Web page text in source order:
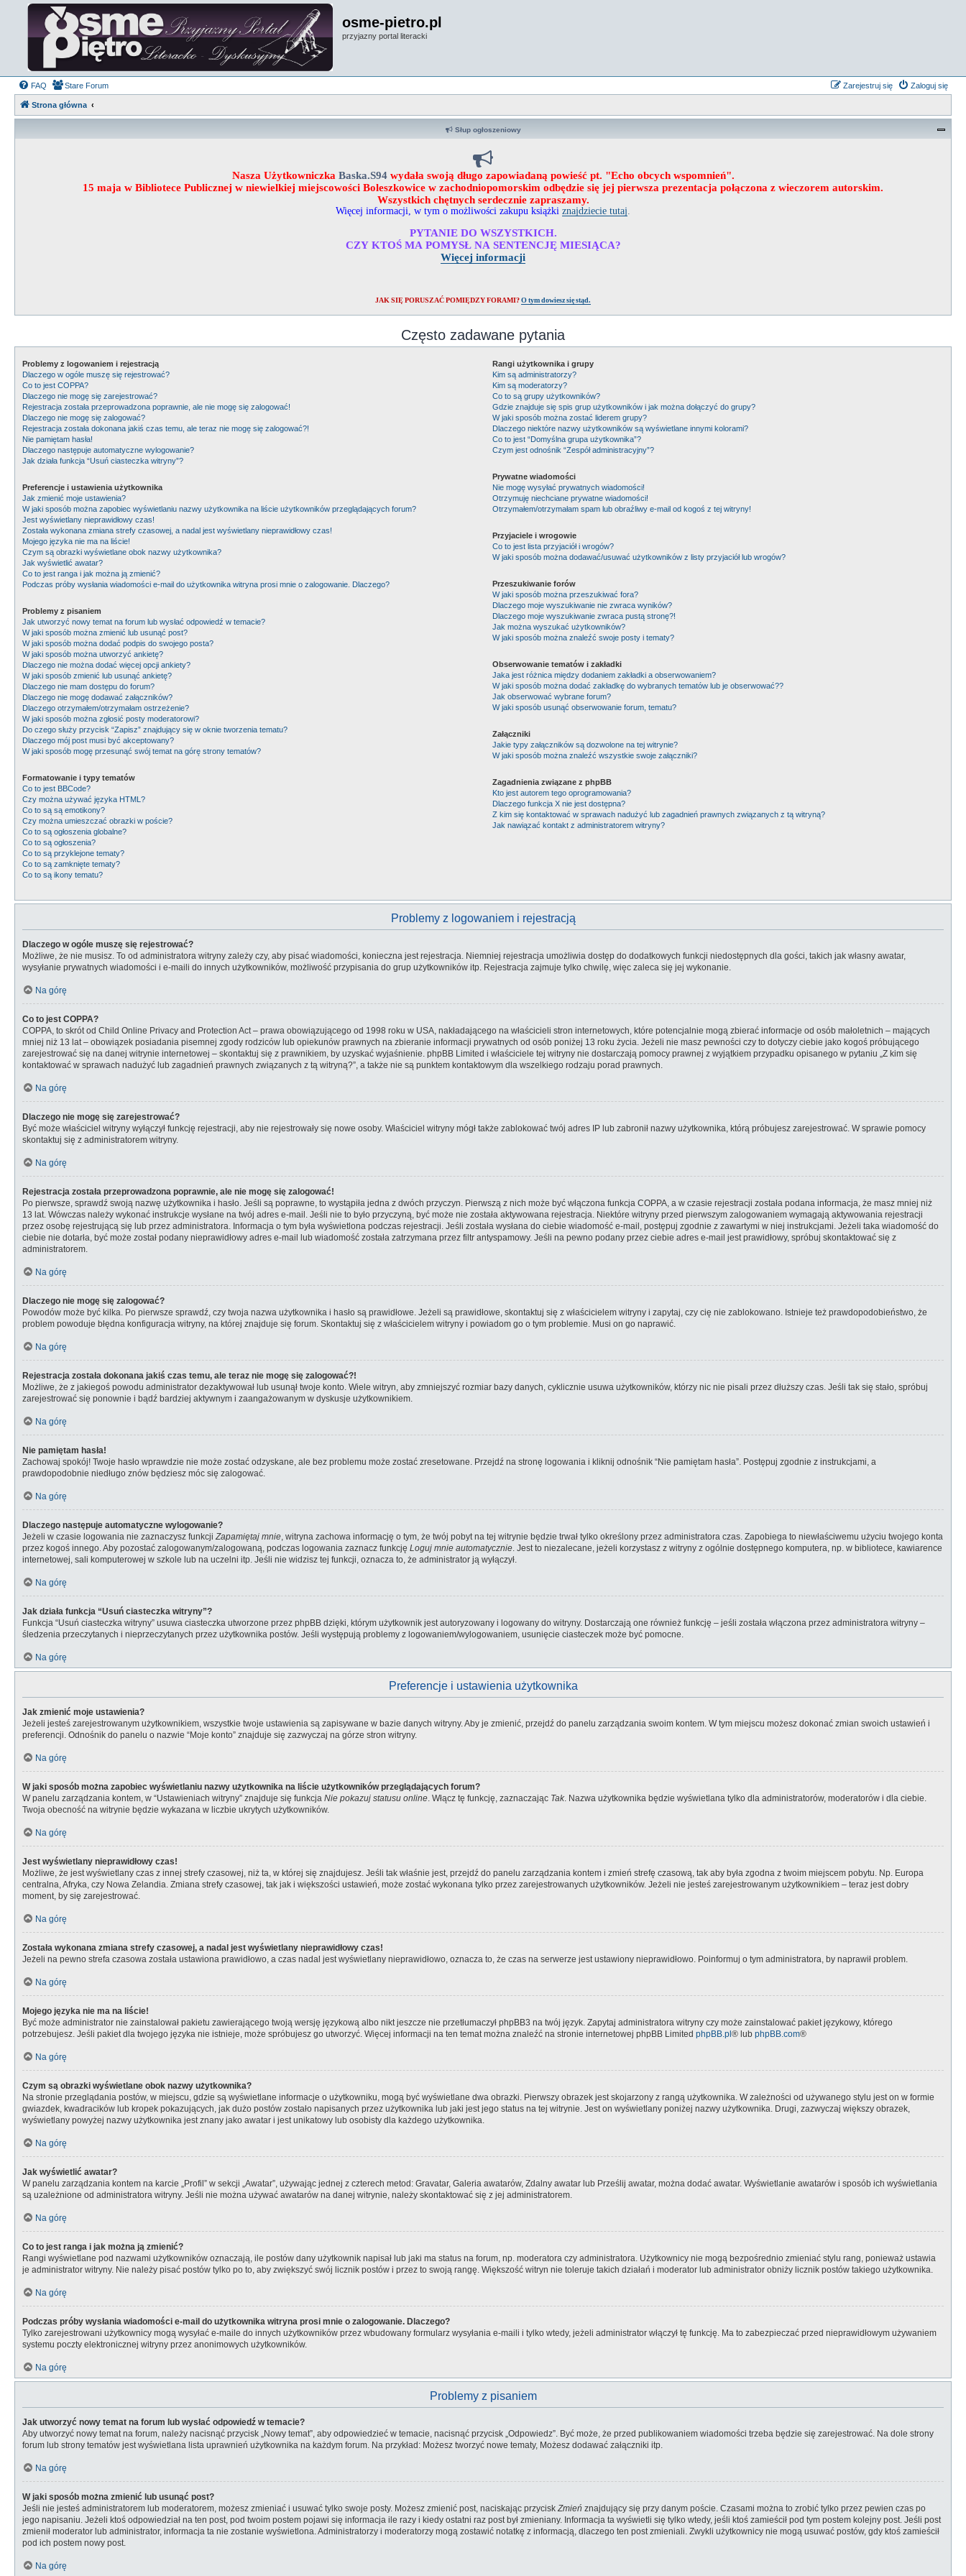
osme-pietro.pl
przyjazny portal literacki
FAQ Zaloguj się
Zarejestruj się
Stare Forum
Strona główna
Słup ogłoszeniowy
Nasza Użytkowniczka Baska.S94 wydała swoją długo zapowiadaną powieść pt. "Echo obcych wspomnień".
15 maja w Bibliotece Publicznej w niewielkiej miejscowości Boleszkowice w zachodniopomorskim odbędzie się jej pierwsza prezentacja połączona z wieczorem autorskim.
Wszystkich chętnych serdecznie zapraszamy.
Więcej informacji, w tym o możliwości zakupu książki znajdziecie tutaj
PYTANIE DO WSZYSTKICH.
CZY KTOŚ MA POMYSŁ NA SENTENCJĘ MIESIĄCA?
Więcej informacji
JAK SIĘ PORUSZAĆ POMIĘDZY FORAMI? O tym dowiesz się stąd.
Często zadawane pytania
Problemy z logowaniem i rejestracją
Dlaczego w ogóle muszę się rejestrować?
Co to jest COPPA?
Dlaczego nie mogę się zarejestrować?
Rejestracja została przeprowadzona poprawnie, ale nie mogę się zalogować!
Dlaczego nie mogę się zalogować?
Rejestracja została dokonana jakiś czas temu, ale teraz nie mogę się zalogować?!
Nie pamiętam hasła!
Dlaczego następuje automatyczne wylogowanie?
Jak działa funkcja “Usuń ciasteczka witryny”?
Preferencje i ustawienia użytkownika
Jak zmienić moje ustawienia?
W jaki sposób można zapobiec wyświetlaniu nazwy użytkownika na liście użytkowników przeglądających forum?
Jest wyświetlany nieprawidłowy czas!
Została wykonana zmiana strefy czasowej, a nadal jest wyświetlany nieprawidłowy czas!
Mojego języka nie ma na liście!
Czym są obrazki wyświetlane obok nazwy użytkownika?
Jak wyświetlić awatar?
Co to jest ranga i jak można ją zmienić?
Podczas próby wysłania wiadomości e-mail do użytkownika witryna prosi mnie o zalogowanie. Dlaczego?
Problemy z pisaniem
Jak utworzyć nowy temat na forum lub wysłać odpowiedź w temacie?
W jaki sposób można zmienić lub usunąć post?
W jaki sposób można dodać podpis do swojego posta?
W jaki sposób można utworzyć ankietę?
Dlaczego nie można dodać więcej opcji ankiety?
W jaki sposób zmienić lub usunąć ankietę?
Dlaczego nie mam dostępu do forum?
Dlaczego nie mogę dodawać załączników?
Dlaczego otrzymałem/otrzymałam ostrzeżenie?
W jaki sposób można zgłosić posty moderatorowi?
Do czego służy przycisk “Zapisz” znajdujący się w oknie tworzenia tematu?
Dlaczego mój post musi być akceptowany?
W jaki sposób mogę przesunąć swój temat na górę strony tematów?
Formatowanie i typy tematów
Co to jest BBCode?
Czy można używać języka HTML?
Co to są są emotikony?
Czy można umieszczać obrazki w poście?
Co to są ogłoszenia globalne?
Co to są ogłoszenia?
Co to są przyklejone tematy?
Co to są zamknięte tematy?
Co to są ikony tematu?
Rangi użytkownika i grupy
Kim są administratorzy?
Kim są moderatorzy?
Co to są grupy użytkowników?
Gdzie znajduje się spis grup użytkowników i jak można dołączyć do grupy?
W jaki sposób można zostać liderem grupy?
Dlaczego niektóre nazwy użytkowników są wyświetlane innymi kolorami?
Co to jest “Domyślna grupa użytkownika”?
Czym jest odnośnik “Zespół administracyjny”?
Prywatne wiadomości
Nie mogę wysyłać prywatnych wiadomości!
Otrzymuję niechciane prywatne wiadomości!
Otrzymałem/otrzymałam spam lub obraźliwy e-mail od kogoś z tej witryny!
Przyjaciele i wrogowie
Co to jest lista przyjaciół i wrogów?
W jaki sposób można dodawać/usuwać użytkowników z listy przyjaciół lub wrogów?
Przeszukiwanie forów
W jaki sposób można przeszukiwać fora?
Dlaczego moje wyszukiwanie nie zwraca wyników?
Dlaczego moje wyszukiwanie zwraca pustą stronę?!
Jak można wyszukać użytkowników?
W jaki sposób można znaleźć swoje posty i tematy?
Obserwowanie tematów i zakładki
Jaka jest różnica między dodaniem zakładki a obserwowaniem?
W jaki sposób można dodać zakładkę do wybranych tematów lub je obserwować??
Jak obserwować wybrane forum?
W jaki sposób usunąć obserwowanie forum, tematu?
Załączniki
Jakie typy załączników są dozwolone na tej witrynie?
W jaki sposób można znaleźć wszystkie swoje załączniki?
Zagadnienia związane z phpBB
Kto jest autorem tego oprogramowania?
Dlaczego funkcja X nie jest dostępna?
Z kim się kontaktować w sprawach nadużyć lub zagadnień prawnych związanych z tą witryną?
Jak nawiązać kontakt z administratorem witryny?
Problemy z logowaniem i rejestracją
Dlaczego w ogóle muszę się rejestrować?
Możliwe, że nie musisz. To od administratora witryny zależy czy, aby pisać wiadomości, konieczna jest rejestracja. Niemniej rejestracja umożliwia dostęp do dodatkowych funkcji niedostępnych dla gości, takich jak własny awatar,
wysyłanie prywatnych wiadomości i e-maili do innych użytkowników, możliwość przypisania do grup użytkowników itp. Rejestracja zajmuje tylko chwilę, więc zaleca się jej wykonanie.
Na górę
Co to jest COPPA?
COPPA, to skrót od Child Online Privacy and Protection Act – prawa obowiązującego od 1998 roku w USA, nakładającego na właścicieli stron internetowych, które potencjalnie mogą zbierać informacje od osób małoletnich – mających
mniej niż 13 lat – obowiązek posiadania pisemnej zgody rodziców lub opiekunów prawnych na zbieranie informacji prywatnych od osób poniżej 13 roku życia. Jeżeli nie masz pewności czy to dotyczy ciebie jako kogoś próbującego
zarejestrować się na danej witrynie internetowej – skontaktuj się z prawnikiem, by uzyskać wyjaśnienie. phpBB Limited i właściciele tej witryny nie dostarczają pomocy prawnej z wyjątkiem przypadku opisanego w pytaniu „Z kim się
kontaktować w sprawach nadużyć lub zagadnień prawnych związanych z tą witryną?”, a także nie są punktem kontaktowym dla wszelkiego rodzaju porad prawnych.
Na górę
Dlaczego nie mogę się zarejestrować?
Być może właściciel witryny wyłączył funkcję rejestracji, aby nie rejestrowały się nowe osoby. Właściciel witryny mógł także zablokować twój adres IP lub zabronił nazwy użytkownika, którą próbujesz zarejestrować. W sprawie pomocy
skontaktuj się z administratorem witryny.
Na górę
Rejestracja została przeprowadzona poprawnie, ale nie mogę się zalogować!
Po pierwsze, sprawdź swoją nazwę użytkownika i hasło. Jeśli są poprawne, to wystąpiła jedna z dwóch przyczyn. Pierwszą z nich może być włączona funkcja COPPA, a w czasie rejestracji została podana informacja, że masz mniej niż
13 lat. Wówczas należy wykonać instrukcje wysłane na twój adres e-mail. Jeśli nie to było przyczyną, być może nie została aktywowana rejestracja. Niektóre witryny przed pierwszym zalogowaniem wymagają aktywowania rejestracji
przez osobę rejestrującą się lub przez administratora. Informacja o tym była wyświetlona podczas rejestracji. Jeśli została wysłana do ciebie wiadomość e-mail, postępuj zgodnie z zawartymi w niej instrukcjami. Jeżeli taka wiadomość do
ciebie nie dotarła, być może został podany nieprawidłowy adres e-mail lub wiadomość została zatrzymana przez filtr antyspamowy. Jeśli na pewno podany przez ciebie adres e-mail jest prawidłowy, spróbuj skontaktować się z
administratorem.
Na górę
Dlaczego nie mogę się zalogować?
Powodów może być kilka. Po pierwsze sprawdź, czy twoja nazwa użytkownika i hasło są prawidłowe. Jeżeli są prawidłowe, skontaktuj się z właścicielem witryny i zapytaj, czy cię nie zablokowano. Istnieje też prawdopodobieństwo, że
problem powoduje błędna konfiguracja witryny, na której znajduje się forum. Skontaktuj się z właścicielem witryny i powiadom go o tym problemie. Musi on go naprawić.
Na górę
Rejestracja została dokonana jakiś czas temu, ale teraz nie mogę się zalogować?!
Możliwe, że z jakiegoś powodu administrator dezaktywował lub usunął twoje konto. Wiele witryn, aby zmniejszyć rozmiar bazy danych, cyklicznie usuwa użytkowników, którzy nic nie pisali przez dłuższy czas. Jeśli tak się stało, spróbuj
zarejestrować się ponownie i bądź bardziej aktywnym i zaangażowanym w dyskusje użytkownikiem.
Na górę
Nie pamiętam hasła!
Zachowaj spokój! Twoje hasło wprawdzie nie może zostać odzyskane, ale bez problemu może zostać zresetowane. Przejdź na stronę logowania i kliknij odnośnik “Nie pamiętam hasła”. Postępuj zgodnie z instrukcjami, a
prawdopodobnie niedługo znów będziesz móc się zalogować.
Na górę
Dlaczego następuje automatyczne wylogowanie?
Jeżeli w czasie logowania nie zaznaczysz funkcjiZapamiętaj mnie, witryna zachowa informację o tym, że twój pobyt na tej witrynie będzie trwał tylko określony przez administratora czas. Zapobiega to niewłaściwemu użyciu twojego konta
przez kogoś innego. Aby pozostać zalogowanym/zalogowaną, podczas logowania zaznacz funkcję Loguj mnie automatycznie. Jest to niezalecane, jeżeli korzystasz z witryny z ogólnie dostępnego komputera, np. w bibliotece, kawiarence
internetowej, sali komputerowej w szkole lub na uczelni itp. Jeśli nie widzisz tej funkcji, oznacza to, że administrator ją wyłączył.
Na górę
Jak działa funkcja “Usuń ciasteczka witryny”?
Funkcja “Usuń ciasteczka witryny” usuwa ciasteczka utworzone przez phpBB dzięki, którym użytkownik jest autoryzowany i logowany do witryny. Dostarczają one również funkcję – jeśli została włączona przez administratora witryny –
śledzenia przeczytanych i nieprzeczytanych przez użytkownika postów. Jeśli występują problemy z logowaniem/wylogowaniem, usunięcie ciasteczek może być pomocne.
Na górę
Preferencje i ustawienia użytkownika
Jak zmienić moje ustawienia?
Jeżeli jesteś zarejestrowanym użytkownikiem, wszystkie twoje ustawienia są zapisywane w bazie danych witryny. Aby je zmienić, przejdź do panelu zarządzania swoim kontem. W tym miejscu możesz dokonać zmian swoich ustawień i
preferencji. Odnośnik do panelu o nazwie “Moje konto” znajduje się zazwyczaj na górze stron witryny.
Na górę
W jaki sposób można zapobiec wyświetlaniu nazwy użytkownika na liście użytkowników przeglądających forum?
W panelu zarządzania kontem, w “Ustawieniach witryny” znajduje się funkcja Nie pokazuj statusu online. Włącz tę funkcję, zaznaczając Tak. Nazwa użytkownika będzie wyświetlana tylko dla administratorów, moderatorów i dla ciebie.
Twoja obecność na witrynie będzie wykazana w liczbie ukrytych użytkowników.
Na górę
Jest wyświetlany nieprawidłowy czas!
Możliwe, że jest wyświetlany czas z innej strefy czasowej, niż ta, w której się znajdujesz. Jeśli tak właśnie jest, przejdź do panelu zarządzania kontem i zmień strefę czasową, tak aby była zgodna z twoim miejscem pobytu. Np. Europa
centralna, Afryka, czy Nowa Zelandia. Zmiana strefy czasowej, tak jak i większości ustawień, może zostać wykonana tylko przez zarejestrowanych użytkowników. Jeżeli nie jesteś zarejestrowanym użytkownikiem – teraz jest dobry
moment, by się zarejestrować.
Na górę
Została wykonana zmiana strefy czasowej, a nadal jest wyświetlany nieprawidłowy czas!
Jeżeli na pewno strefa czasowa została ustawiona prawidłowo, a czas nadal jest wyświetlany nieprawidłowo, oznacza to, że czas na serwerze jest ustawiony nieprawidłowo. Poinformuj o tym administratora, by naprawił problem.
Na górę
Mojego języka nie ma na liście!
Być może administrator nie zainstalował pakietu zawierającego twoją wersję językową albo nikt jeszcze nie przetłumaczył phpBB3 na twój język. Zapytaj administratora witryny czy może zainstalować pakiet językowy, którego
potrzebujesz. Jeśli pakiet dla twojego języka nie istnieje, może spróbujesz go utworzyć. Więcej informacji na ten temat można znaleźć na stronie internetowej phpBB Limited phpBB.pl ® lub phpBB.com®
Na górę
Czym są obrazki wyświetlane obok nazwy użytkownika?
Na stronie przeglądania postów, w miejscu, gdzie są wyświetlane informacje o użytkowniku, mogą być wyświetlane dwa obrazki. Pierwszy obrazek jest skojarzony z rangą użytkownika. W zależności od używanego stylu jest on w formie
gwiazdek, kwadracików lub kropek pokazujących, jak dużo postów zostało napisanych przez użytkownika lub jaki jest jego status na tej witrynie. Jest on wyświetlany poniżej nazwy użytkownika. Drugi, zazwyczaj większy obrazek,
wyświetlany powyżej nazwy użytkownika jest znany jako awatar i jest unikatowy lub osobisty dla każdego użytkownika.
Na górę
Jak wyświetlić awatar?
W panelu zarządzania kontem na karcie „Profil” w sekcji „Awatar”, używając jednej z czterech metod: Gravatar, Galeria awatarów, Zdalny awatar lub Prześlij awatar, można dodać awatar. Wyświetlanie awatarów i sposób ich wyświetlania
są uzależnione od administratora witryny. Jeśli nie można używać awatarów na danej witrynie, należy skontaktować się z jej administratorem.
Na górę
Co to jest ranga i jak można ją zmienić?
Rangi wyświetlane pod nazwami użytkowników oznaczają, ile postów dany użytkownik napisał lub jaki ma status na forum, np. moderatora czy administratora. Użytkownicy nie mogą bezpośrednio zmieniać stylu rang, ponieważ ustawia
je administrator witryny. Nie należy pisać postów tylko po to, aby zwiększyć swój licznik postów i przez to swoją rangę. Większość witryn nie toleruje takich działań i moderator lub administrator obniży licznik postów takiego użytkownika.
Na górę
Podczas próby wysłania wiadomości e-mail do użytkownika witryna prosi mnie o zalogowanie. Dlaczego?
Tylko zarejestrowani użytkownicy mogą wysyłać e-maile do innych użytkowników przez wbudowany formularz wysyłania e-maili i tylko wtedy, jeżeli administrator włączył tę funkcję. Ma to zabezpieczać przed nieprawidłowym używaniem
systemu poczty elektronicznej witryny przez anonimowych użytkowników.
Na górę
Problemy z pisaniem
Jak utworzyć nowy temat na forum lub wysłać odpowiedź w temacie?
Aby utworzyć nowy temat na forum, należy nacisnąć przycisk „Nowy temat”, aby odpowiedzieć w temacie, nacisnąć przycisk „Odpowiedz”. Być może, że przed publikowaniem wiadomości trzeba będzie się zarejestrować. Na dole strony
forum lub strony tematów jest wyświetlana lista uprawnień użytkownika na każdym forum. Na przykład: Możesz tworzyć nowe tematy, Możesz dodawać załączniki itp.
Na górę
W jaki sposób można zmienić lub usunąć post?
Jeśli nie jesteś administratorem lub moderatorem, możesz zmieniać i usuwać tylko swoje posty. Możesz zmienić post, naciskając przyciskZmień znajdujący się przy danym poście. Czasami można to zrobić tylko przez pewien czas po
jego napisaniu. Jeżeli ktoś odpowiedział na ten post, pod twoim postem pojawi się informacja ile razy i kiedy ostatni raz post był zmieniany. Informacja ta wyświetli się tylko wtedy, jeśli ktoś zamieścił pod tym postem kolejny post. Jeśli post
zmienił moderator lub administrator, informacja ta nie zostanie wyświetlona. Administratorzy i moderatorzy mogą zostawić notatkę z informacją, dlaczego ten post zmieniali. Zwykli użytkownicy nie mogą usuwać postów, gdy ktoś zamieścił
pod ich postem nowy post.
Na górę